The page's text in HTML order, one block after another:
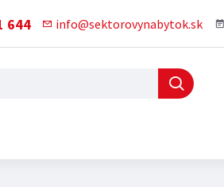
644 info@sektorovynabytok.sk